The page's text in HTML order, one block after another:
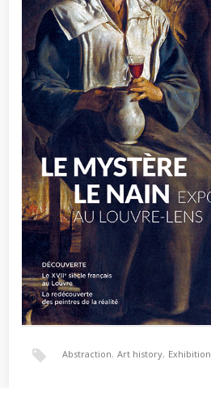
Abstraction, Art history, Exhibition